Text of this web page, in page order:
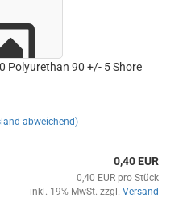
Polyurethan 90 +/- 5 Shore
abweichend)
0,40 EUR
0,40 EUR pro Stück
inkl. 19% MwSt. zzgl. Versand